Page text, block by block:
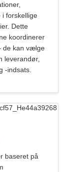
i forskellige
Dette
koordinerer
de kan vælge
leverandør,
-indsats.
baseret på